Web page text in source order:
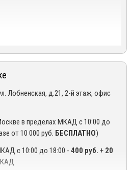
Лобненская, д.21, 2-й этаж, офис
в пределах МКАД с 10:00 до
от 10 000 руб. БЕСПЛАТНО)
с 10:00 до 18:00 - 400 руб. + 20